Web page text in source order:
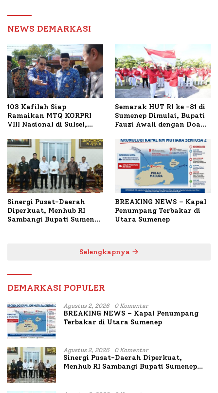
NEWS DEMARKASI
103 Kafilah Siap
Ramaikan MTQ KORPRI
VIII Nasional di Sulsel,
Semarak HUT RI ke -81 di
Sumenep Dimulai, Bupati
Fauzi Awali dengan Doa
Terbakar
Sinergi Pusat-Daerah
Diperkuat, Menhub RI
Sambangi Bupati Sumenep
BREAKING NEWS – Kapal
Penumpang Terbakar di
Utara Sumenep
Selengkapnya
DEMARKASI POPULER
Agustus 2, 2026 0 Komentar
BREAKING NEWS – Kapal Penumpang
Terbakar di Utara Sumenep
Agustus 2, 2026 0 Komentar
Sinergi Pusat-Daerah Diperkuat,
Menhub RI Sambangi Bupati Sumenep